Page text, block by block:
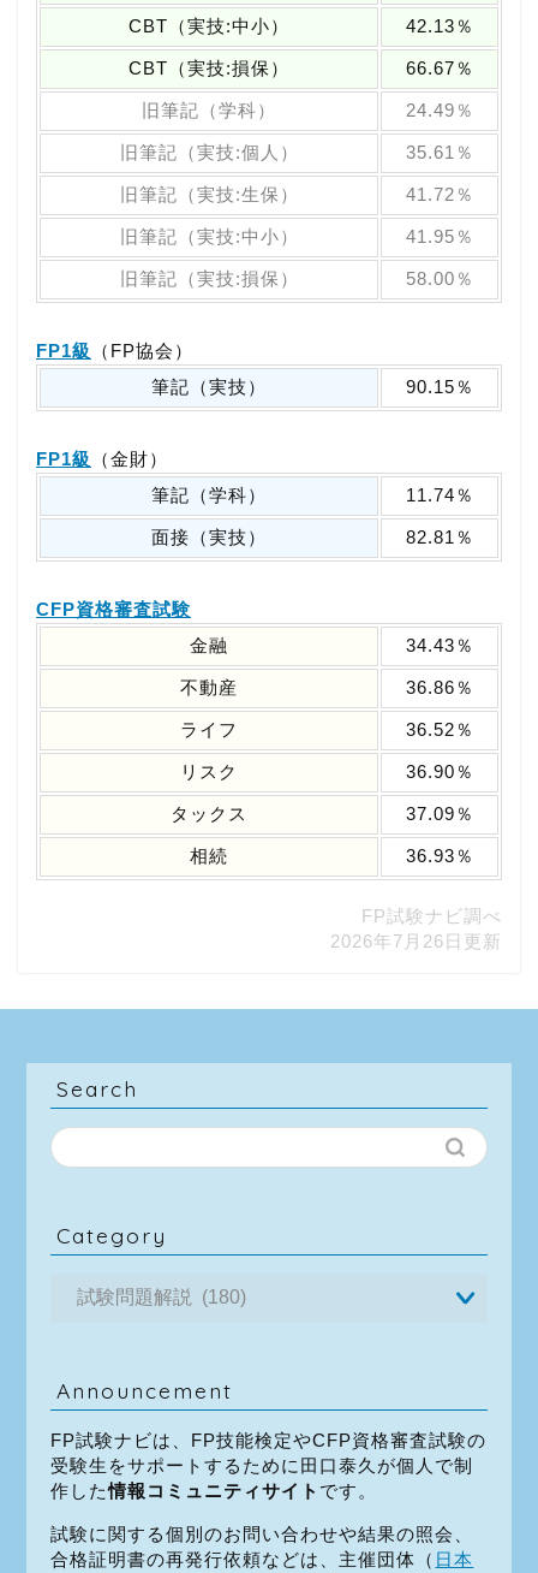
CBT（実技:中小） 42.13％
CBT（実技:損保） 66.67％
旧筆記（学科） 24.49％
旧筆記（実技:個人） 35.61％
旧筆記（実技:生保） 41.72％
旧筆記（実技:中小） 41.95％
旧筆記（実技:損保） 58.00％
FP1級
（FP協会）
筆記（実技）
90.15％
FP1級
（金財）
筆記（学科）
11.74％
面接（実技） 82.81％
CFP資格審査試験
金融
34.43％
不動産 36.86％
ライフ 36.52％
リスク 36.90％
タックス 37.09％
相続 36.93％
FP試験ナビ調べ
2026年7月26日更新
Search
Category
Announcement
FP試験ナビは、FP技能検定やCFP資格審査試験の
受験生をサポートするために田口泰久が個人で制
作した情報コミュニティサイト です。
試験に関する個別のお問い合わせや結果の照会、
合格証明書の再発行依頼などは、主催団体（ 日本